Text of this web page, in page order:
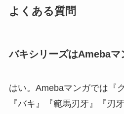
よくある質問
バキシリーズはAmebaマ
はい。Amebaマンガでは『
『バキ』『範馬刃牙』『刃